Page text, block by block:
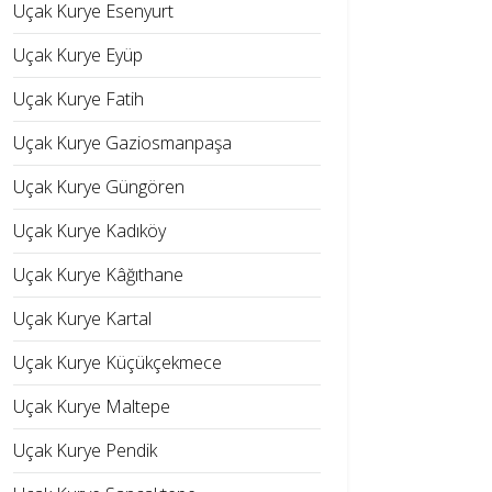
Uçak Kurye Esenyurt
Uçak Kurye Eyüp
Uçak Kurye Fatih
Uçak Kurye Gaziosmanpaşa
Uçak Kurye Güngören
Uçak Kurye Kadıköy
Uçak Kurye Kâğıthane
Uçak Kurye Kartal
Uçak Kurye Küçükçekmece
Uçak Kurye Maltepe
Uçak Kurye Pendik